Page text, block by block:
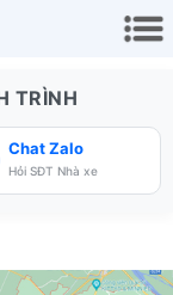
TRÌNH
Chat Zalo
Hỏi SĐT Nhà xe